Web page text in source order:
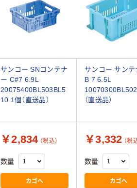
サンコー SNコンテナ
ー C#7 6.9L
20075400BL503BL5
10 1個（直送品）
サンコー サンテ
B 7 6.5L
（直送品）
￥2,834 （税込）
数量
カゴへ
￥3,332 （税
数量
カゴへ